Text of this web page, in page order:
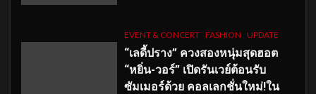
EVENT & CONCERT FASHION UPDATE
“เลดี้ปราง” ควงสองหนุ่มสุดฮอต
“หยิ่น-วอร์” เปิดรันเวย์ต้อนรับ
ซัมเมอร์ด้วย คอลเลกชั่นใหม่!ใน